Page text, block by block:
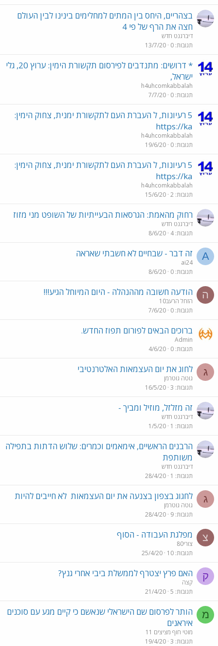
בצהריים, היחס בין המתים למחלימים בינינו לבין העולם
חצה את הרף של פי 4
דיברגנט חדש
תגובות 0
13/7/20
* דרושים: מתנדבים לפירסום תקשורת הימין: ערוץ 20, גלי
ישראל,
h4uhcomkabbalah
תגובות 0
7/7/20
5 רעיונות, ל העברת העם לתקשורת ימנית, צחוק הימין:
https://ka
h4uhcomkabbalah
תגובות 0
19/6/20
5 רעיונות, ל העברת העם לתקשורת ימנית, צחוק הימין:
https://ka
h4uhcomkabbalah
תגובות 2
15/6/20
רחוק מהאמת: הגרסאות הבעייתיות של השופט מני מזוז
דיברגנט חדש
תגובות 4
8/6/20
A זה דבר - שבחיים לא חשבתי שאראה
ai24
תגובות 0
8/6/20
ה הודעה חשובה מההנהלה - היום המיוחל הגיע!!!
הזחל הרעב10
תגובות 0
7/6/20
ברוכים הבאים לפורום תפוז החדש.
Admin
תגובות 0
4/6/20
ג לחוג את יום העצמאות האלטרנטיבי
גוטה גוטרמן
תגובות 3
16/5/20
זה מזלזל, מוזיל ומביך -
דיברגנט חדש
תגובות 1
1/5/20
הרבנים הראשיים, אימאמים וכמרים: שלוש הדתות בתפילה
משותפת
דיברגנט חדש
תגובות 1
28/4/20
ג לחגוג בצפון בצנעה את יום העצמאות לא חייבים להיות
גוטה גוטרמן
תגובות 9
28/4/20
צ מפלגת העבודה - הסוף
צורי80
תגובות 10
25/4/20
ק האם פרץ יצטרף לממשלת ביבי אחרי גנץ?
קצה
תגובות 5
21/4/20
מ
הותר לפרסום שם הישראלי שנאשם כי קיים מגע עם סוכנים
איראנים
מוטי חוף מציצים 11
תגובות 3
19/4/20